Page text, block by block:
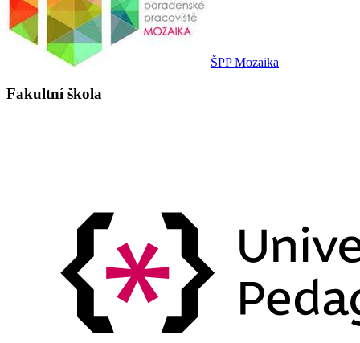
ŠPP Mozaika
Fakultní škola